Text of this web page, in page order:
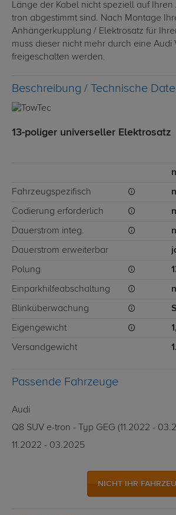
Länge der Kabel nicht speziell auf Ihren
tron abgestimmt sind. Nach Montage
Anhängerkupplung / Elektrosatz für
muss dieser nicht mehr durch eine Audi
freigeschalten werden.
Technische
13-poliger universeller Elektrosatz
Fahrzeugspezifisch
Codierung erforderlich
Dauerstrom integ.
Dauerstrom erweiterbar
Polung
Einparkhilfeabschaltung
Blinküberwachung
Eigengewicht
Versandgewicht
Passende Fahrzeuge
Audi
Q8 SUV e-tron - Typ GEG (11.2022 -
11.2022 - 03.2025
NICHT IHR